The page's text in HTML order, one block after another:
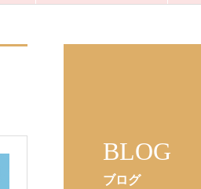
BLOG
ブログ